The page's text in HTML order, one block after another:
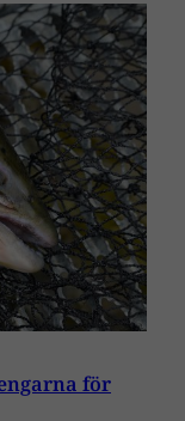
för